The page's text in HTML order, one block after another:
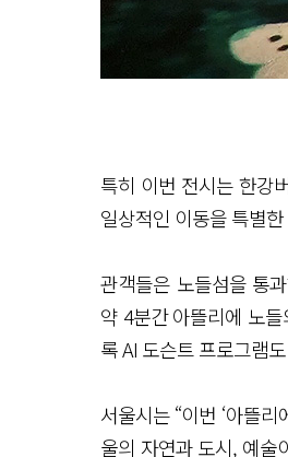
특히 이번 전시는 한강
일상적인 이동을 특별
관객들은 노들섬을 통
약 4분간 아뜰리에 노
록 AI 도슨트 프로그램
서울시는 “이번 ‘아뜰
울의 자연과 도시, 예술